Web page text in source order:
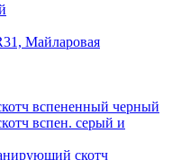
Майларовая
вспененный черный
вспен. серый и
скотч